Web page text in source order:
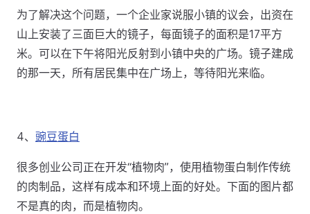
为了解决这个问题，一个企业家说服小镇的议会，出资在
山上安装了三面巨大的镜子，每面镜子的面积是17平方
米。可以在下午将阳光反射到小镇中央的广场。镜子建成
的那一天，所有居民集中在广场上，等待阳光来临。
4、 豌豆蛋白
很多创业公司正在开发“植物肉”，使用植物蛋白制作传统
的肉制品，这样有成本和环境上面的好处。下面的图片都
不是真的肉，而是植物肉。